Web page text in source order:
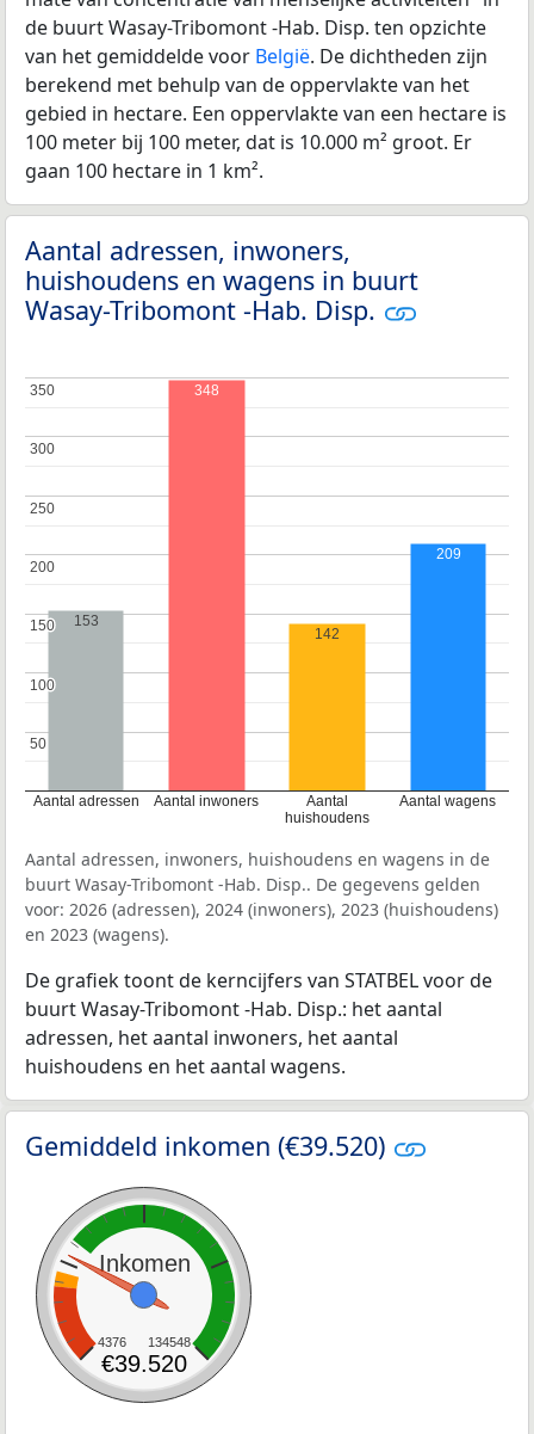
de buurt Wasay-Tribomont -Hab. Disp. ten opzichte
van het gemiddelde voor België. De dichtheden zijn
berekend met behulp van de oppervlakte van het
gebied in hectare. Een oppervlakte van een hectare is
100 meter bij 100 meter, dat is 10.000 m² groot. Er
gaan 100 hectare in 1 km².
Aantal adressen, inwoners,
huishoudens en wagens in buurt
Wasay-Tribomont -Hab. Disp.
Aantal adressen Aantal inwoners
Aantal
huishoudens
Aantal wagens
50
50
100
100
150
150
200
200
250
250
300
300
350
350
153
348
142
209
Aantal adressen, inwoners, huishoudens en wagens in de
buurt Wasay-Tribomont -Hab. Disp.. De gegevens gelden
voor: 2026 (adressen), 2024 (inwoners), 2023 (huishoudens)
en 2023 (wagens).
De grafiek toont de kerncijfers van STATBEL voor de
buurt Wasay-Tribomont -Hab. Disp.: het aantal
adressen, het aantal inwoners, het aantal
huishoudens en het aantal wagens.
Gemiddeld inkomen (€39.520)
Inkomen
4376 134548
€39.520